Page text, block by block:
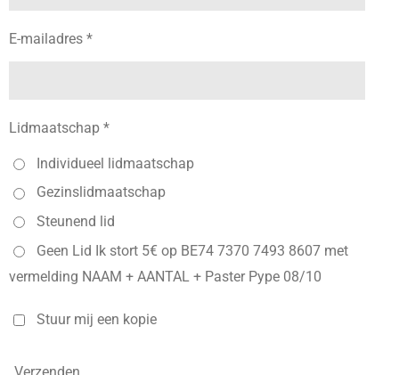
E-mailadres *
Lidmaatschap *
Individueel lidmaatschap
Gezinslidmaatschap
Steunend lid
Geen Lid Ik stort 5€ op BE74 7370 7493 8607 met
vermelding NAAM + AANTAL + Paster Pype 08/10
Stuur mij een kopie